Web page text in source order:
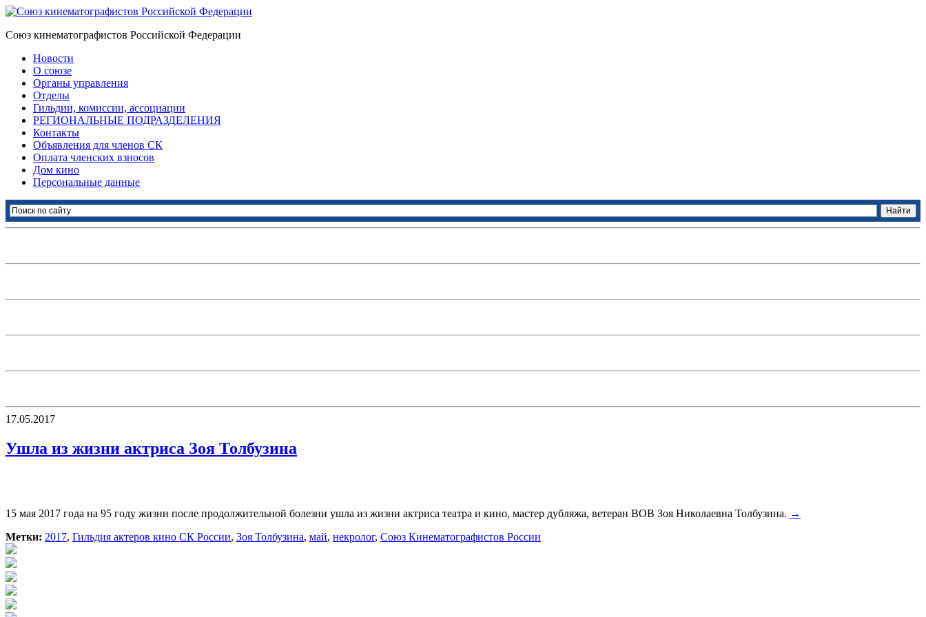
Союз кинематографистов Российской Федерации
Новости
О союзе
Органы управления
Отделы
Гильдии, комиссии, ассоциации
РЕГИОНАЛЬНЫЕ ПОДРАЗДЕЛЕНИЯ
Контакты
Объявления для членов СК
Оплата членских взносов
Дом кино
Персональные данные
17.05.2017
Ушла из жизни актриса Зоя Толбузина
15 мая 2017 года на 95 году жизни после продолжительной болезни ушла из жизни актриса театра и кино, мастер дубляжа, ветеран ВОВ Зоя Николаевна Толбузина. →
Метки: 2017, Гильдия актеров кино СК России, Зоя Толбузина, май, некролог, Союз Кинематографистов России